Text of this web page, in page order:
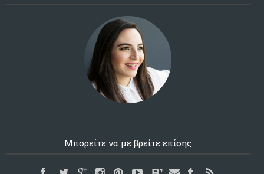
Μπορείτε να με βρείτε επίσης